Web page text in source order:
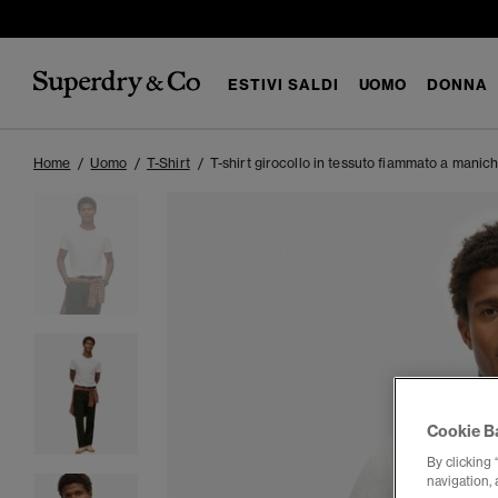
ESTIVI SALDI UOMO DONNA
Home Uomo T-Shirt T-shirt girocollo in tessuto fiammato a
Cookie
By clicking
navigation,